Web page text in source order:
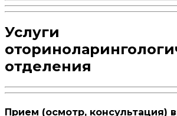
Услуги
отделения
Прием (осмотр, консультация)